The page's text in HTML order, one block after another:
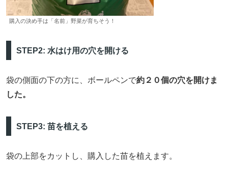
購入の決め手は「名前」野菜が育ちそう！
STEP2: 水はけ用の穴を開ける
袋の側面の下の方に、ボールペンで約２０個の穴を開けま
した。
STEP3: 苗を植える
袋の上部をカットし、購入した苗を植えます。